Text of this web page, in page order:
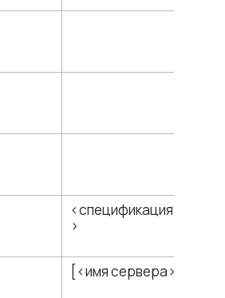
<​спецификация файла​
>
[<​имя сервера​>]